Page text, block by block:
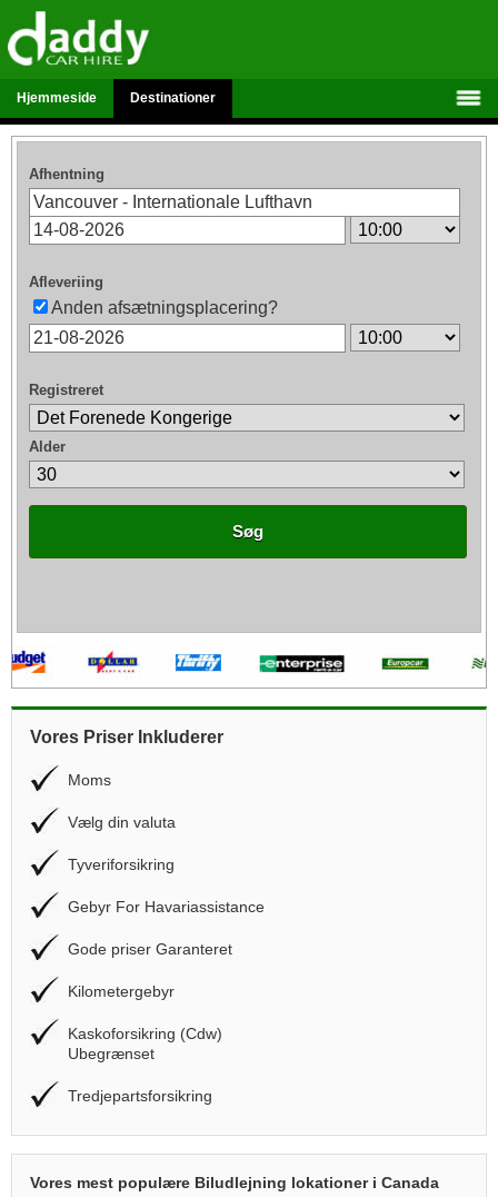
Hjemmeside Destinationer
Afhentning
Afleveriing
Anden afsætningsplacering?
Registreret
Alder
Søg
Vores Priser Inkluderer
Moms
Vælg din valuta
Tyveriforsikring
Gebyr For Havariassistance
Gode priser Garanteret
Kilometergebyr
Kaskoforsikring (Cdw)
Ubegrænset
Tredjepartsforsikring
Vores mest populære Biludlejning lokationer i Canada